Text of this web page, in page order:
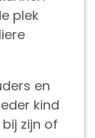
plek
en
kind
zijn of